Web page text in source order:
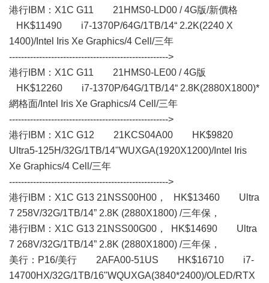
港行IBM： X1C G11 21HMS0-LD00 / 4G版/新價格
HK$11490 i7-1370P/64G/1TB/14“ 2.2K(2240 X
1400)/Intel Iris Xe Graphics/4 Cell/三年
----------------------------------------------------->
港行IBM：X1C G11 21HMS0-LE00 / 4G版
HK$12260 i7-1370P/64G/1TB/14“ 2.8K(2880X1800)*
網格面/Intel Iris Xe Graphics/4 Cell/三年
----------------------------------------------------->
港行IBM：X1C G12 21KCS04A00 HK$9820
Ultra5-125H/32G/1TB/14"WUXGA(1920X1200)/Intel Iris
Xe Graphics/4 Cell/三年
----------------------------------------------------->
港行IBM：X1C G13 21NSS00H00， HK$13460 Ultra
7 258V/32G/1TB/14” 2.8K (2880X1800) /三年保，
港行IBM：X1C G13 21NSS00G00， HK$14690 Ultra
7 268V/32G/1TB/14” 2.8K (2880X1800) /三年保，
美行： P16/美行 2AFA00-51US HK$16710 i7-
14700HX/32G/1TB/16"WQUXGA(3840*2400)/OLED/RTX